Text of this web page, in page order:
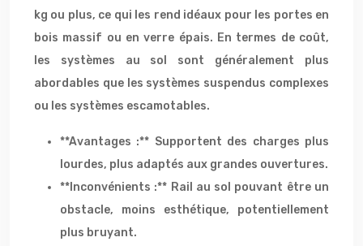
kg ou plus, ce qui les rend idéaux pour les portes en
bois massif ou en verre épais. En termes de coût,
les systèmes au sol sont généralement plus
abordables que les systèmes suspendus complexes
ou les systèmes escamotables.
**Avantages :** Supportent des charges plus
lourdes, plus adaptés aux grandes ouvertures.
**Inconvénients :** Rail au sol pouvant être un
obstacle, moins esthétique, potentiellement
plus bruyant.